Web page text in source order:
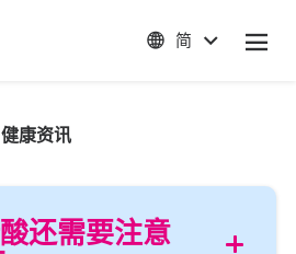
简
健康资讯
还需要注意